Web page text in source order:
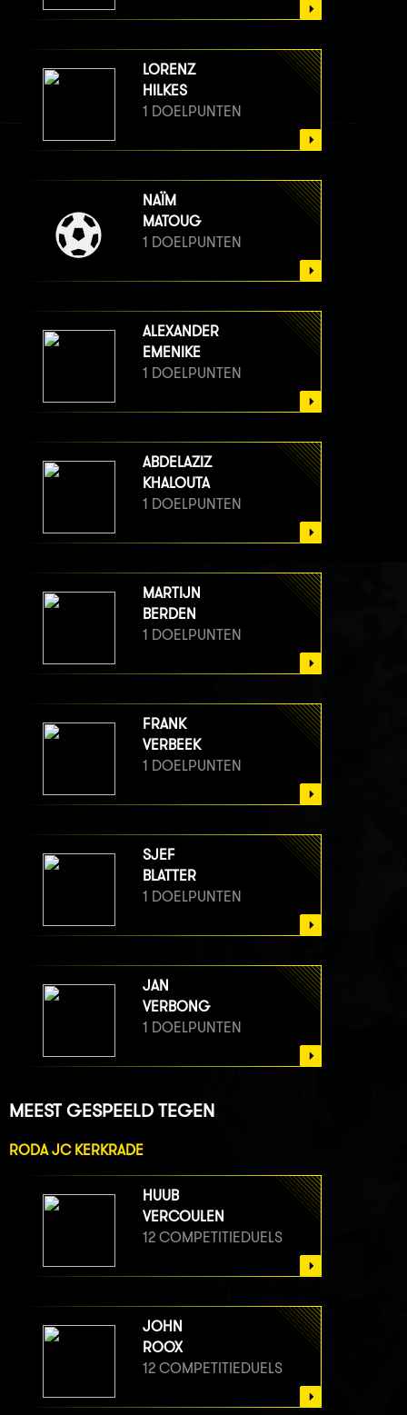
LORENZ
HILKES
1 DOELPUNTEN
NAÏM
MATOUG
1 DOELPUNTEN
ALEXANDER
EMENIKE
1 DOELPUNTEN
ABDELAZIZ
KHALOUTA
1 DOELPUNTEN
MARTIJN
BERDEN
1 DOELPUNTEN
FRANK
VERBEEK
1 DOELPUNTEN
SJEF
BLATTER
1 DOELPUNTEN
JAN
VERBONG
1 DOELPUNTEN
MEEST GESPEELD TEGEN
RODA JC KERKRADE
HUUB
VERCOULEN
12 COMPETITIEDUELS
JOHN
ROOX
12 COMPETITIEDUELS